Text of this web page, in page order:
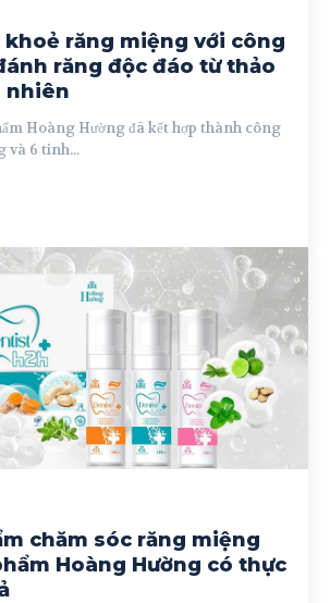
khoẻ răng miệng với công
răng độc đáo từ thảo
nhiên
Hoàng Hường đã kết hợp thành công
và 6 tinh...
chăm sóc răng miệng
Hoàng Hường có thực